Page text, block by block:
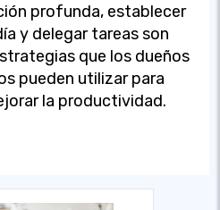
profunda, establecer
y delegar tareas son
que los dueños
pueden utilizar para
la productividad.